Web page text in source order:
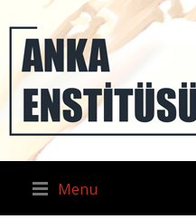
Menu